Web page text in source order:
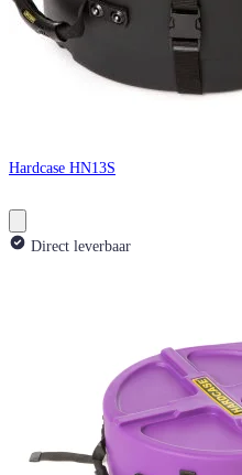
Hardcase HN13S
Direct leverbaar